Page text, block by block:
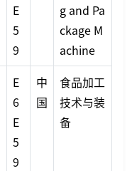
E
5
9
g and Pa
ckage M
achine
E
6
E
5
9
中
国
食品加工
技术与装
备